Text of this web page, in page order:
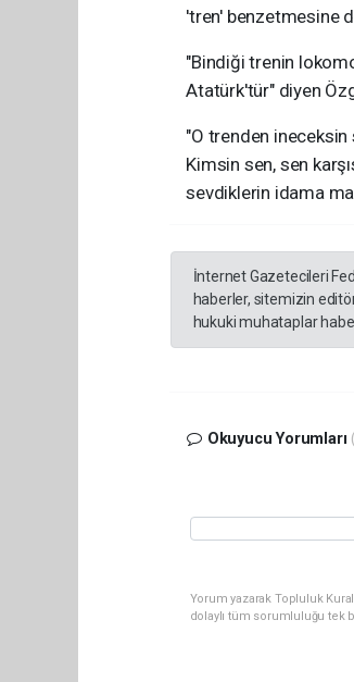
'tren' benzetmesine
"Bindiği trenin
Atatürk'tür" diyen
"O trenden
Kimsin sen, sen
sevdiklerin idama
İnternet Gazetecileri
haberler, sitemizin
hukuki muhataplar
Okuyucu Yorumları
Yorum yazarak Topluluk
dolaylı tüm sorumluluğu tek